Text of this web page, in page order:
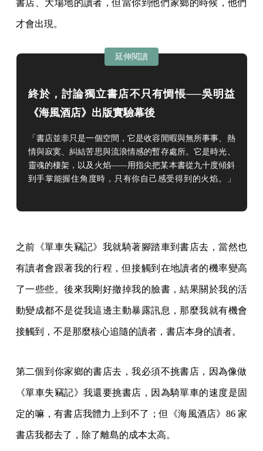
終於，討論獨立書店不只有惆悵──吳明益
《海風酒店》出版實驗幕後
「書店並非只是一個空間，它是收容閒暇與無所事事、熱
情與寂寞、糾結苦思與流浪情感的暫存處所。它是時光、
到手掌能握住角度時，只有你自己感受得到的火焰。」
——吳明益〈無非是因為火焰〉2015 年夏天，吳明益發
行《單車失竊記》展開「騎著單車到你家鄉的書店」，從
永和小小書房出發，高雄三餘書店為止，共 530 公里的騎
車距離，11 間書店的巡迴講座。他是這麼說的：「我期
待這次的講座，就像是一篇小說的後記。」這篇後記太讓
人難忘，
之前《單車失竊記》我就騎著腳踏車到書店去，當然也
有讀者會跟著我的行程，但接觸到在地讀者的機率變高
接觸到，不是那麼核心追隨的讀者，書店本身的讀者。
第二個到你家鄉的書店去，我必須不挑書店，因為像做
《單車失竊記》我還要挑書店，因為騎單車的速度是固
定的嘛，有書店我體力上到不了；但《海風酒店》86 家
那這一次呢，這本繪本，我就一間書店停留 6 個小時，
讓沒有時間的讀者也能來參加活動——真的不騙各位
喔，我上禮拜去彰化社頭的 SusuBooks（一家繪本專賣